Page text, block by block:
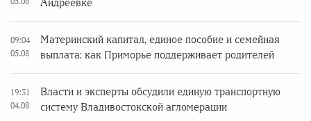
Андреевке
09:04
05.08
Материнский капитал, единое пособие и семейная
выплата: как Приморье поддерживает родителей
19:31
04.08
Власти и эксперты обсудили единую транспортную
систему Владивостокской агломерации